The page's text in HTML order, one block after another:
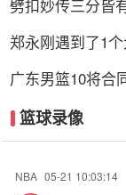
劈扣妙传三分皆
郑永刚遇到了1个
广东男篮10将合
篮球录像
NBA 05-21 10:03:14